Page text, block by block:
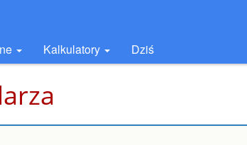
Kalkulatory Dziś